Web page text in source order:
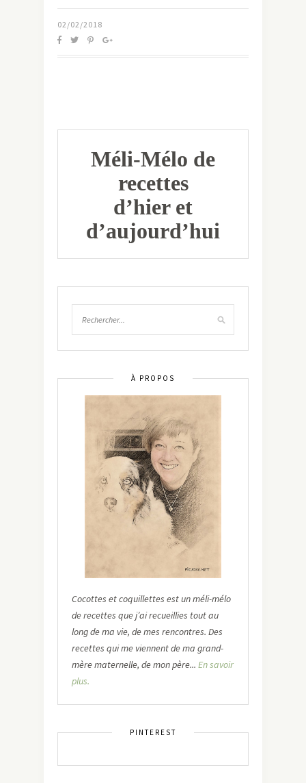
02/02/2018
Méli-Mélo de
recettes
d’hier et
d’aujourd’hui
À PROPOS
Cocottes et coquillettes est un méli-mélo
de recettes que j’ai recueillies tout au
long de ma vie, de mes rencontres. Des
recettes qui me viennent de ma grand-
mère maternelle, de mon père... En savoir
plus.
PINTEREST